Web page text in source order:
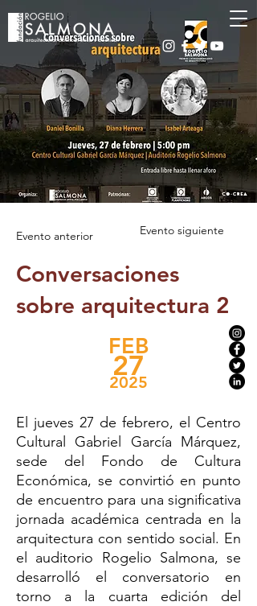
Evento anterior Evento siguiente
Conversaciones
sobre arquitectura 2
FEB
27
2025
El jueves 27 de febrero, el Centro
Cultural Gabriel García Márquez,
sede del Fondo de Cultura
Económica, se convirtió en punto
de encuentro para una significativa
jornada académica centrada en la
arquitectura con sentido social. En
el auditorio Rogelio Salmona, se
desarrolló el conversatorio en
torno a la cuarta edición del